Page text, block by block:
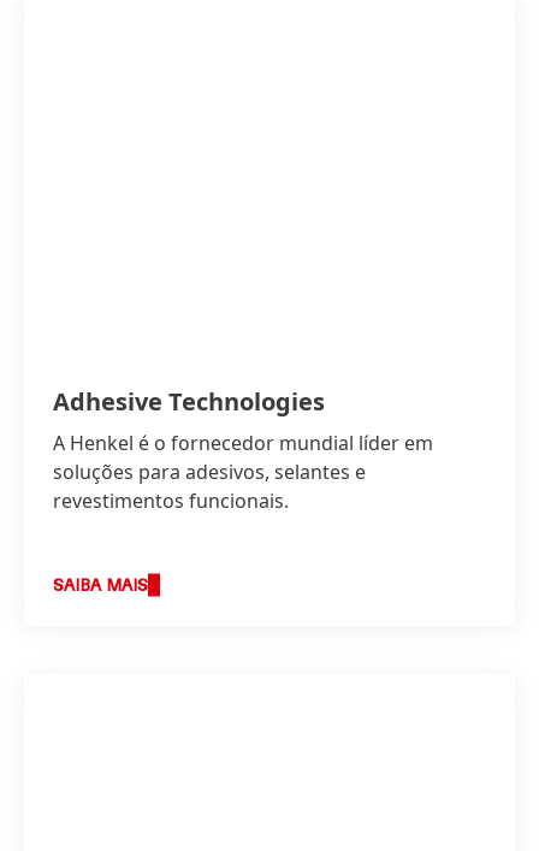
Adhesive Technologies
A Henkel é o fornecedor mundial líder em
soluções para adesivos, selantes e
revestimentos funcionais.
SAIBA MAIS